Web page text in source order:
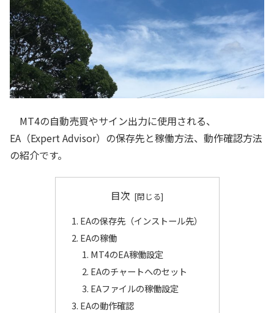
MT4の自動売買やサイン出力に使用される、
EA（Expert Advisor）の保存先と稼働方法、動作確認方法
の紹介です。
目次
EAの保存先（インストール先）
EAの稼働
MT4のEA稼働設定
EAのチャートへのセット
EAファイルの稼働設定
EAの動作確認